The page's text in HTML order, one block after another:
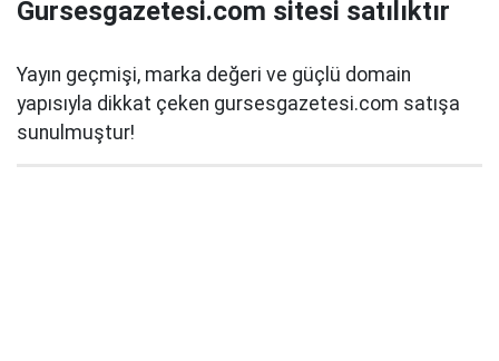
Gursesgazetesi.com sitesi satılıktır
Yayın geçmişi, marka değeri ve güçlü domain
yapısıyla dikkat çeken gursesgazetesi.com satışa
sunulmuştur!